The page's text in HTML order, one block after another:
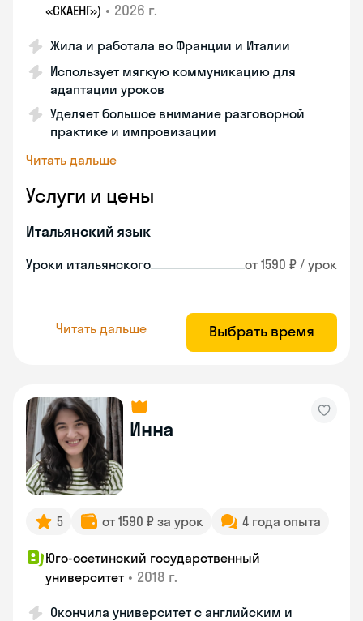
«СКАЕНГ») • 2026 г.
Жила и работала во Франции и Италии
Использует мягкую коммуникацию для
адаптации уроков
Уделяет большое внимание разговорной
практике и импровизации
Читать дальше
Услуги и цены
Итальянский язык
Уроки итальянского от 1590 ₽ / урок
Читать дальше Выбрать время
Инна
5 от 1590 ₽ за урок 4 года опыта
Юго-осетинский государственный
университет • 2018 г.
Окончила университет с английским и